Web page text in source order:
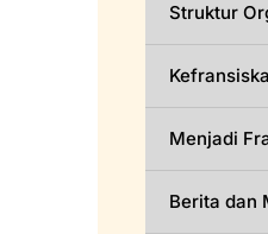
Struktur
Menjadi
Berita dan